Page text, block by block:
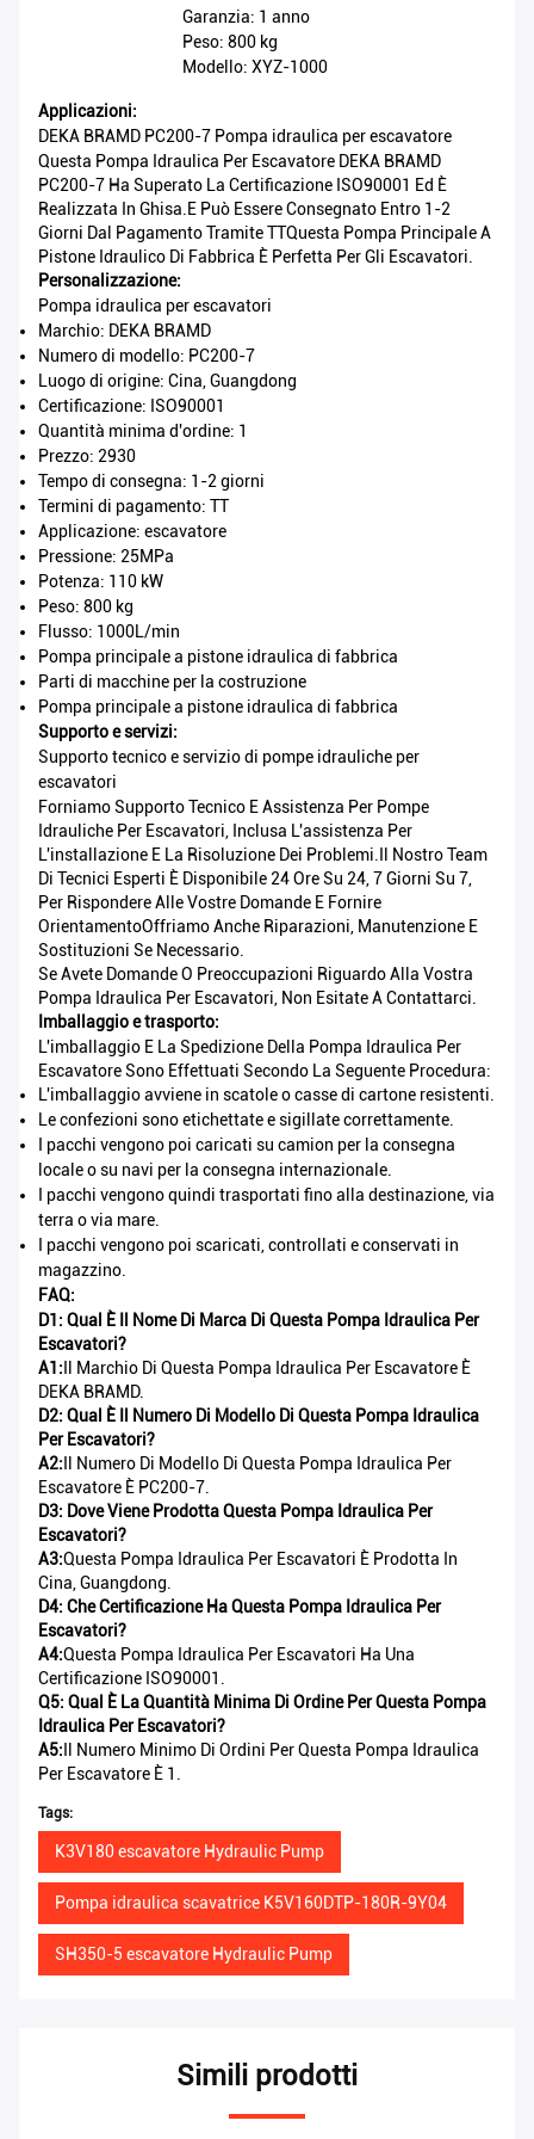
Garanzia: 1 anno
Peso: 800 kg
Modello: XYZ-1000
Applicazioni:
DEKA BRAMD PC200-7 Pompa idraulica per escavatore
Questa Pompa Idraulica Per Escavatore DEKA BRAMD
PC200-7 Ha Superato La Certificazione ISO90001 Ed È
Realizzata In Ghisa.e Può Essere Consegnato Entro 1-2
Giorni Dal Pagamento Tramite TTQuesta Pompa Principale A
Pistone Idraulico Di Fabbrica È Perfetta Per Gli Escavatori.
Personalizzazione:
Pompa idraulica per escavatori
Marchio: DEKA BRAMD
Numero di modello: PC200-7
Luogo di origine: Cina, Guangdong
Certificazione: ISO90001
Quantità minima d'ordine: 1
Prezzo: 2930
Tempo di consegna: 1-2 giorni
Termini di pagamento: TT
Applicazione: escavatore
Pressione: 25MPa
Potenza: 110 kW
Peso: 800 kg
Flusso: 1000L/min
Pompa principale a pistone idraulica di fabbrica
Parti di macchine per la costruzione
Pompa principale a pistone idraulica di fabbrica
Supporto e servizi:
Supporto tecnico e servizio di pompe idrauliche per
escavatori
Forniamo Supporto Tecnico E Assistenza Per Pompe
Idrauliche Per Escavatori, Inclusa L'assistenza Per
L'installazione E La Risoluzione Dei Problemi.Il Nostro Team
Di Tecnici Esperti È Disponibile 24 Ore Su 24, 7 Giorni Su 7,
Per Rispondere Alle Vostre Domande E Fornire
OrientamentoOffriamo Anche Riparazioni, Manutenzione E
Sostituzioni Se Necessario.
Se Avete Domande O Preoccupazioni Riguardo Alla Vostra
Pompa Idraulica Per Escavatori, Non Esitate A Contattarci.
Imballaggio e trasporto:
L'imballaggio E La Spedizione Della Pompa Idraulica Per
Escavatore Sono Effettuati Secondo La Seguente Procedura:
L'imballaggio avviene in scatole o casse di cartone resistenti.
Le confezioni sono etichettate e sigillate correttamente.
I pacchi vengono poi caricati su camion per la consegna
locale o su navi per la consegna internazionale.
I pacchi vengono quindi trasportati fino alla destinazione, via
terra o via mare.
I pacchi vengono poi scaricati, controllati e conservati in
magazzino.
FAQ:
D1: Qual È Il Nome Di Marca Di Questa Pompa Idraulica Per
Escavatori?
A1: Il Marchio Di Questa Pompa Idraulica Per Escavatore È
DEKA BRAMD.
D2: Qual È Il Numero Di Modello Di Questa Pompa Idraulica
Per Escavatori?
A2: Il Numero Di Modello Di Questa Pompa Idraulica Per
Escavatore È PC200-7.
D3: Dove Viene Prodotta Questa Pompa Idraulica Per
Escavatori?
A3:Questa Pompa Idraulica Per Escavatori È Prodotta In
Cina, Guangdong.
D4: Che Certificazione Ha Questa Pompa Idraulica Per
Escavatori?
A4:Questa Pompa Idraulica Per Escavatori Ha Una
Certificazione ISO90001.
Q5: Qual È La Quantità Minima Di Ordine Per Questa Pompa
Idraulica Per Escavatori?
A5: Il Numero Minimo Di Ordini Per Questa Pompa Idraulica
Per Escavatore È 1.
Tags:
K3V180 escavatore Hydraulic Pump
Pompa idraulica scavatrice K5V160DTP-180R-9Y04
SH350-5 escavatore Hydraulic Pump
Simili prodotti